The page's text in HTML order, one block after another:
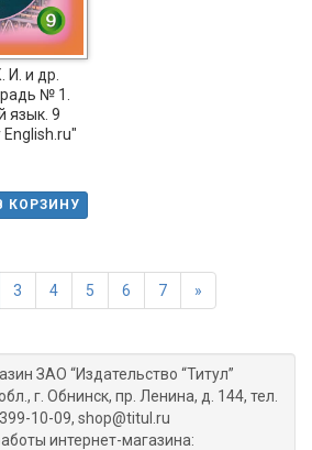
И. и др.
№ 1.
язык. 9
English.ru"
КОРЗИНУ
3 4 5 6 7 »
ЗАО “Издательство “Титул”
г. Обнинск, пр. Ленина, д. 144, тел.
10-09, shop@titul.ru
интернет-магазина: